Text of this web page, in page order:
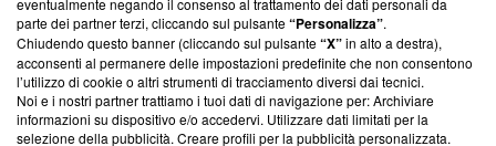
Su di noi
Team editoriale
Corporate
eventualmente negando il consenso al trattamento dei dati personali da
parte dei partner terzi, cliccando sul pulsante“Personalizza”.
Chiudendo questo banner (cliccando sul pulsante“X”in alto a destra),
acconsenti al permanere delle impostazioni predefinite che non consentono
l’utilizzo di cookie o altri strumenti di tracciamento diversi dai tecnici.
Noi e i nostri partner trattiamo i tuoi dati di navigazione per: Archiviare
informazioni su dispositivo e/o accedervi. Utilizzare dati limitati per la
selezione della pubblicità. Creare profili per la pubblicità personalizzata.